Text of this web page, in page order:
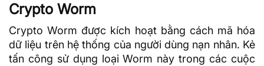
Crypto Worm
Crypto Worm được kích hoạt bằng cách mã hóa
dữ liệu trên hệ thống của người dùng nạn nhân. Kẻ
tấn công sử dụng loại Worm này trong các cuộc